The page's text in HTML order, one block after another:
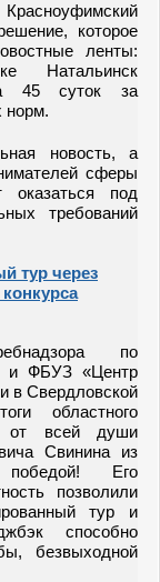
которое
ленты:
Натальинск
45 суток за
норм.
новость, а
сферы
под
требований
тур через
по
и ФБУЗ «Центр
в Свердловской
областного
от всей души
Свинина из
победой! Его
позволили
тур и
способно
безвыходной